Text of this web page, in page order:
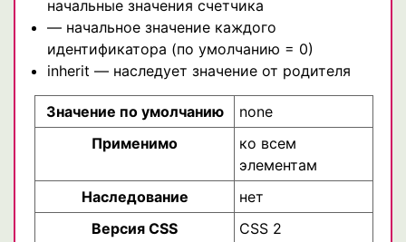
начальные значения счетчика
— начальное значение каждого
идентификатора (по умолчанию = 0)
inherit — наследует значение от родителя
Значение по умолчанию
none
Применимо
ко всем
элементам
Наследование
нет
Версия CSS
CSS 2